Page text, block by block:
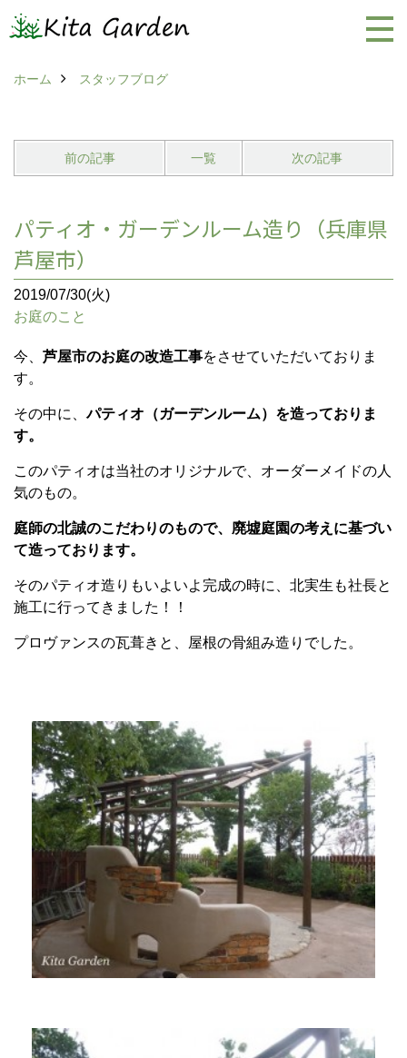
ホーム スタッフブログ
前の記事 一覧 次の記事
パティオ・ガーデンルーム造り（兵庫県
芦屋市）
2019/07/30(火)
お庭のこと
今、 芦屋市のお庭の改造工事をさせていただいておりま
す。
その中に、パティオ（ガーデンルーム）を造っておりま
す。
このパティオは当社のオリジナルで、オーダーメイドの人
気のもの。
庭師の北誠のこだわりのもので、廃墟庭園の考えに基づい
て造っております。
そのパティオ造りもいよいよ完成の時に、北実生も社長と
施工に行ってきました！！
プロヴァンスの瓦葺きと、屋根の骨組み造りでした。